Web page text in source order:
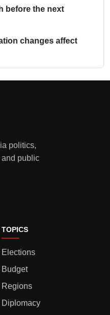
before the next
changes affect
politics,
and public
TOPICS
Elections
Budget
Regions
Diplomacy